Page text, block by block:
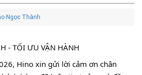
Ngọc Thành
- TỐI ƯU VẬN HÀNH
Hino xin gửi lời cảm ơn chân